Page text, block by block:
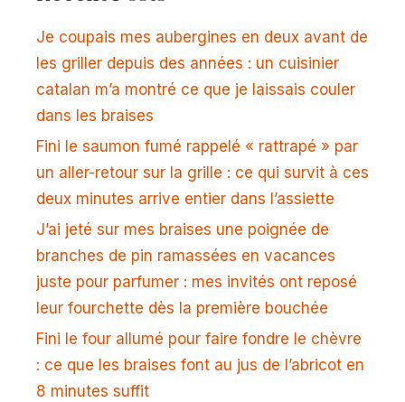
Je coupais mes aubergines en deux avant de
les griller depuis des années : un cuisinier
catalan m’a montré ce que je laissais couler
dans les braises
Fini le saumon fumé rappelé « rattrapé » par
un aller-retour sur la grille : ce qui survit à ces
deux minutes arrive entier dans l’assiette
J’ai jeté sur mes braises une poignée de
branches de pin ramassées en vacances
juste pour parfumer : mes invités ont reposé
leur fourchette dès la première bouchée
Fini le four allumé pour faire fondre le chèvre
: ce que les braises font au jus de l’abricot en
8 minutes suffit